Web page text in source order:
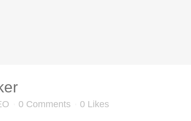
0 Comments 0 Likes